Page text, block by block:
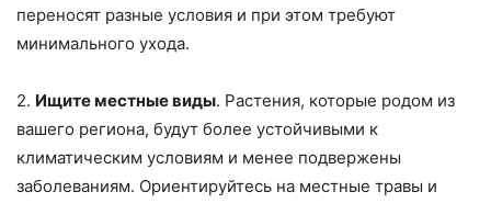
переносят разные условия и при этом требуют
минимального ухода.
2. Ищите местные виды. Растения, которые родом из
вашего региона, будут более устойчивыми к
климатическим условиям и менее подвержены
заболеваниям. Ориентируйтесь на местные травы и